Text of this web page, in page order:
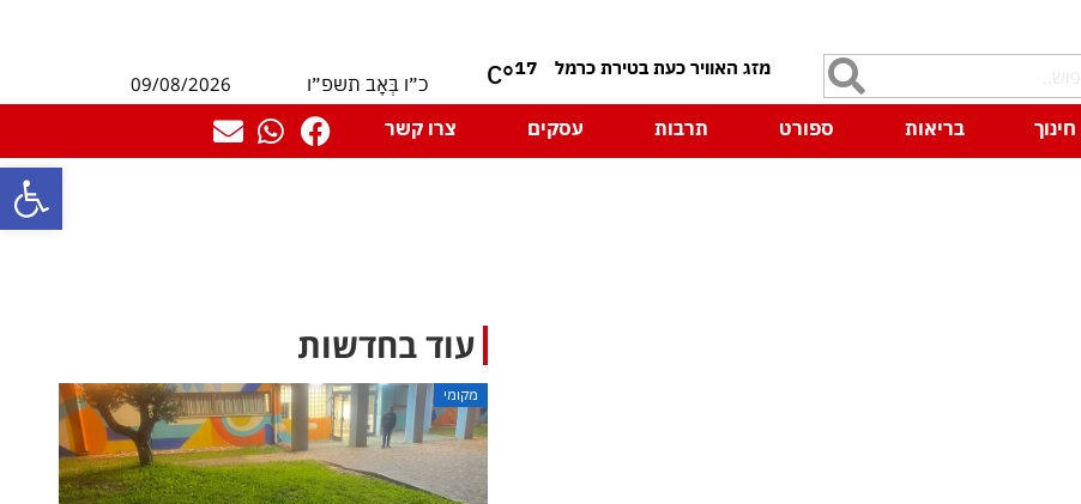
פתח
17
°C כ״ו בְּאָב תשפ״ו
09/08/2026
חינוך בריאות ספורט תרבות עסקים צרו קשר
עוד בחדשות
מקומי